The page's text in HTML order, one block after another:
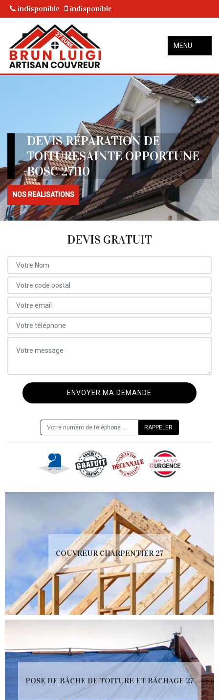
indisponible indisponible
MENU
DEVIS RÉPARATION DE
TOITURESAINTE OPPORTUNE
BOSC 27110
NOS REALISATIONS
DEVIS GRATUIT
COUVREUR CHARPENTIER 27
POSE DE BÂCHE DE TOITURE ET BÂCHAGE 27